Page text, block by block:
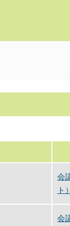
会
ト）
会